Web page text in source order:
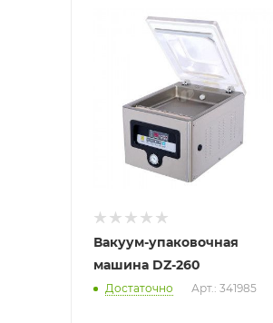
Вакуум-упаковочная
машина DZ-260
Достаточно Арт.: 341985